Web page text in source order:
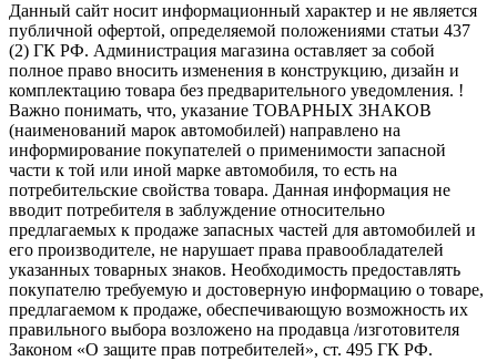
Данный сайт носит информационный характер и не является
публичной офертой, определяемой положениями статьи 437
(2) ГК РФ. Администрация магазина оставляет за собой
полное право вносить изменения в конструкцию, дизайн и
комплектацию товара без предварительного уведомления. !
Важно понимать, что, указание ТОВАРНЫХ ЗНАКОВ
(наименований марок автомобилей) направлено на
информирование покупателей о применимости запасной
части к той или иной марке автомобиля, то есть на
потребительские свойства товара. Данная информация не
вводит потребителя в заблуждение относительно
предлагаемых к продаже запасных частей для автомобилей и
его производителе, не нарушает права правообладателей
указанных товарных знаков. Необходимость предоставлять
покупателю требуемую и достоверную информацию о товаре,
предлагаемом к продаже, обеспечивающую возможность их
правильного выбора возложено на продавца /изготовителя
Законом «О защите прав потребителей», ст. 495 ГК РФ.